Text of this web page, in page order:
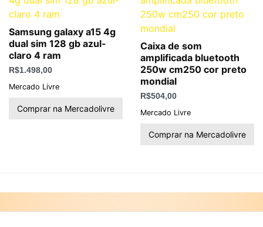
Samsung galaxy a15 4g
dual sim 128 gb azul-
claro 4 ram
R$1.498,00
Mercado Livre
Comprar na Mercadolivre
Caixa de som
amplificada bluetooth
250w cm250 cor preto
mondial
R$504,00
Mercado Livre
Comprar na Mercadolivre